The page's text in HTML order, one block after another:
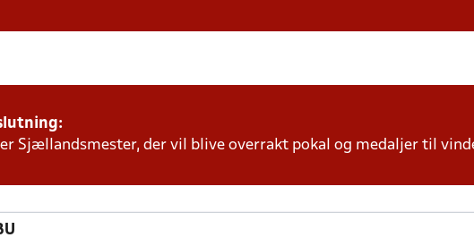
Sjællandsmester, der vil blive overrakt pokal og medaljer til